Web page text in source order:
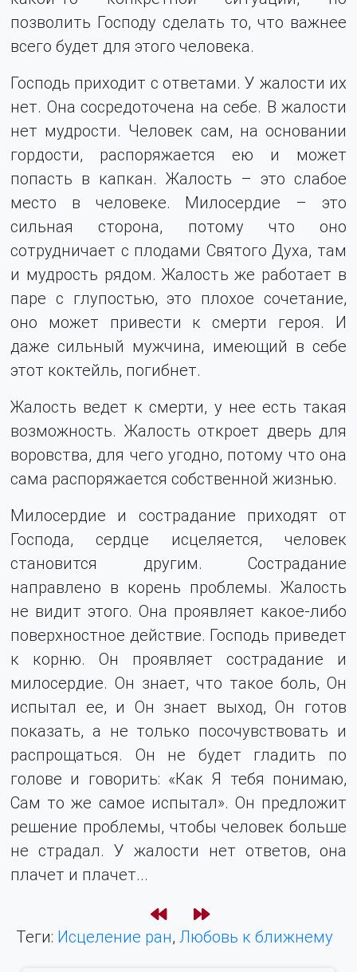
позволить Господу сделать то, что важнее
всего будет для этого человека.
Господь приходит с ответами. У жалости их
нет. Она сосредоточена на себе. В жалости
нет мудрости. Человек сам, на основании
гордости, распоряжается ею и может
попасть в капкан. Жалость – это слабое
место в человеке. Милосердие – это
сильная сторона, потому что оно
сотрудничает с плодами Святого Духа, там
и мудрость рядом. Жалость же работает в
паре с глупостью, это плохое сочетание,
оно может привести к смерти героя. И
даже сильный мужчина, имеющий в себе
этот коктейль, погибнет.
Жалость ведет к смерти, у нее есть такая
возможность. Жалость откроет дверь для
воровства, для чего угодно, потому что она
сама распоряжается собственной жизнью.
Милосердие и сострадание приходят от
Господа, сердце исцеляется, человек
становится другим. Сострадание
направлено в корень проблемы. Жалость
не видит этого. Она проявляет какое-либо
поверхностное действие. Господь приведет
к корню. Он проявляет сострадание и
милосердие. Он знает, что такое боль, Он
испытал ее, и Он знает выход, Он готов
показать, а не только посочувствовать и
распрощаться. Он не будет гладить по
голове и говорить: «Как Я тебя понимаю,
Сам то же самое испытал». Он предложит
решение проблемы, чтобы человек больше
не страдал. У жалости нет ответов, она
плачет и плачет...
Теги: Исцеление ран, Любовь к ближнему